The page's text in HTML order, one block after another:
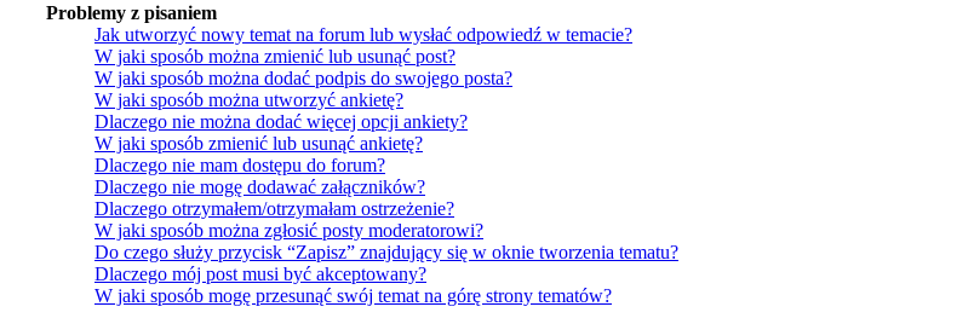
Problemy z pisaniem
Jak utworzyć nowy temat na forum lub wysłać odpowiedź w temacie?
W jaki sposób można zmienić lub usunąć post?
W jaki sposób można dodać podpis do swojego posta?
W jaki sposób można utworzyć ankietę?
Dlaczego nie można dodać więcej opcji ankiety?
W jaki sposób zmienić lub usunąć ankietę?
Dlaczego nie mam dostępu do forum?
Dlaczego nie mogę dodawać załączników?
Dlaczego otrzymałem/otrzymałam ostrzeżenie?
W jaki sposób można zgłosić posty moderatorowi?
Do czego służy przycisk “Zapisz” znajdujący się w oknie tworzenia tematu?
Dlaczego mój post musi być akceptowany?
W jaki sposób mogę przesunąć swój temat na górę strony tematów?